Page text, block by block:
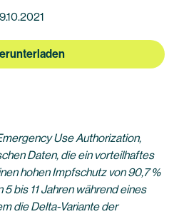
Use Authorization,
Daten, die ein vorteilhaftes
hohen Impfschutz von 90,7 %
bis 11 Jahren während eines
die Delta-Variante der